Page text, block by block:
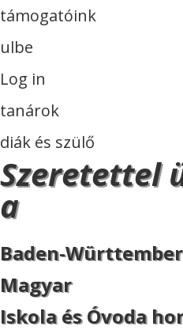
támogatóink
ulbe
Log in
tanárok
diák és szülő
Szeretettel
a
Baden-
Magyar
Iskola és Óvoda